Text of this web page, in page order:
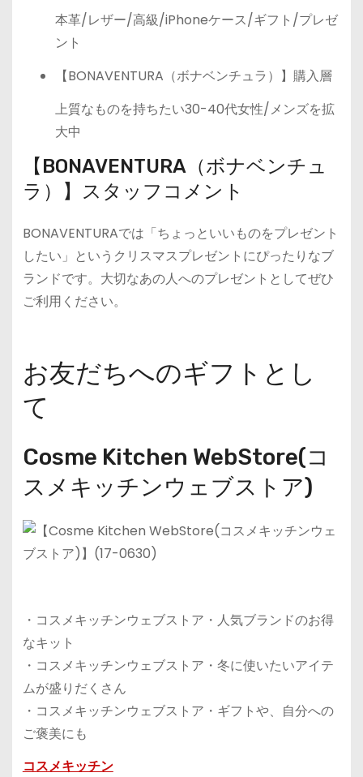
本革/レザー/高級/iPhoneケース/ギフト/プレゼ
ント
【BONAVENTURA（ボナベンチュラ）】購入層
上質なものを持ちたい30-40代女性/メンズを拡
大中
【BONAVENTURA（ボナベンチュ
ラ）】スタッフコメント
BONAVENTURAでは「ちょっといいものをプレゼント
したい」というクリスマスプレゼントにぴったりなブ
ランドです。大切なあの人へのプレゼントとしてぜひ
ご利用ください。
お友だちへのギフトとし
て
Cosme Kitchen WebStore(コ
スメキッチンウェブストア)
・コスメキッチンウェブストア・人気ブランドのお得
なキット
・コスメキッチンウェブストア・冬に使いたいアイテ
ムが盛りだくさん
・コスメキッチンウェブストア・ギフトや、自分への
ご褒美にも
コスメキッチン